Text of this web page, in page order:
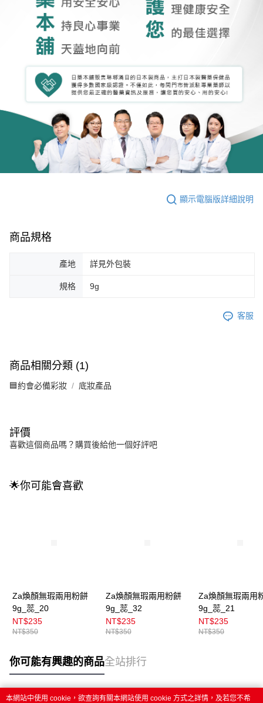
顯示電腦版詳細說明
商品規格
產地 詳見外包裝
規格 9g
客服
商品相關分類 (1)
🟦約會必備彩妝 底妝產品
評價
喜歡這個商品嗎？購買後給他一個好評吧
🌟你可能會喜歡
Za煥顏無瑕兩用粉餅
9g_蕊_20
NT$235
NT$350
Za煥顏無瑕兩用粉餅
9g_蕊_32
NT$235
NT$350
Za煥顏無瑕兩用
9g_蕊_21
NT$235
NT$350
你可能有興趣的商品全站排行
本網站中使用 cookie，欲查詢有關本網站使用 cookie 方式之詳情，及若您不希